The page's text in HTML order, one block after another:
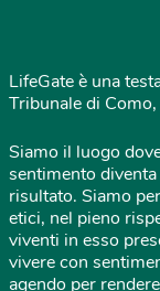
LifeGate è una
Tribunale di
Siamo il luogo
sentimento
risultato. Siamo
etici, nel pieno
viventi in esso
vivere con
agendo per